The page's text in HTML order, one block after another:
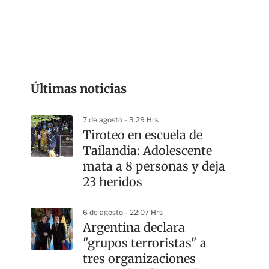
Últimas noticias
7 de agosto - 3:29 Hrs
Tiroteo en escuela de
Tailandia: Adolescente
mata a 8 personas y deja
23 heridos
6 de agosto - 22:07 Hrs
Argentina declara
"grupos terroristas" a
tres organizaciones